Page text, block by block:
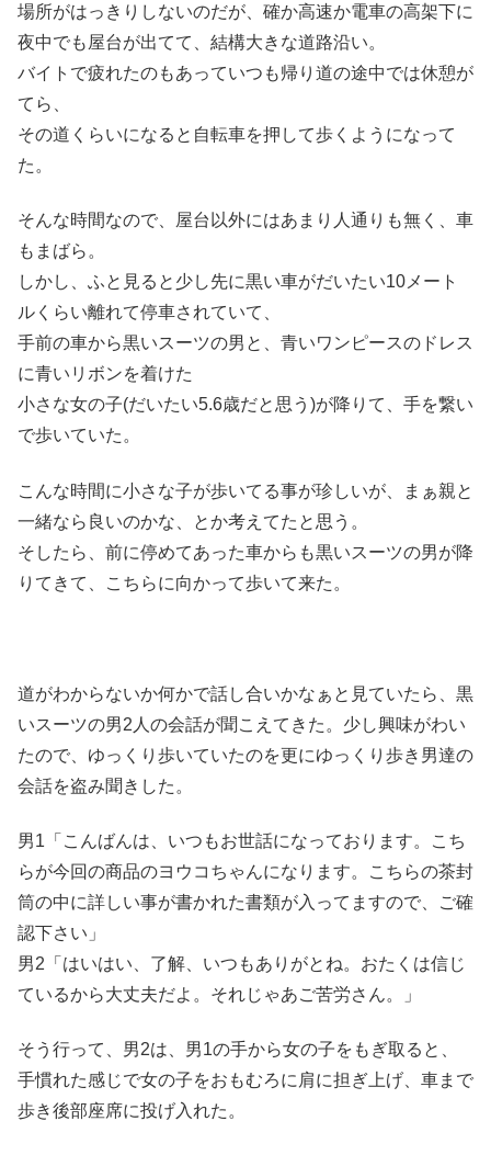
場所がはっきりしないのだが、確か高速か電車の高架下に
夜中でも屋台が出てて、結構大きな道路沿い。
バイトで疲れたのもあっていつも帰り道の途中では休憩が
てら、
その道くらいになると自転車を押して歩くようになって
た。
そんな時間なので、屋台以外にはあまり人通りも無く、車
もまばら。
しかし、ふと見ると少し先に黒い車がだいたい10メート
ルくらい離れて停車されていて、
手前の車から黒いスーツの男と、青いワンピースのドレス
に青いリボンを着けた
小さな女の子(だいたい5.6歳だと思う)が降りて、手を繋い
で歩いていた。
こんな時間に小さな子が歩いてる事が珍しいが、まぁ親と
一緒なら良いのかな、とか考えてたと思う。
そしたら、前に停めてあった車からも黒いスーツの男が降
りてきて、こちらに向かって歩いて来た。
道がわからないか何かで話し合いかなぁと見ていたら、黒
いスーツの男2人の会話が聞こえてきた。少し興味がわい
たので、ゆっくり歩いていたのを更にゆっくり歩き男達の
会話を盗み聞きした。
男1「こんばんは、いつもお世話になっております。こち
らが今回の商品のヨウコちゃんになります。こちらの茶封
筒の中に詳しい事が書かれた書類が入ってますので、ご確
認下さい」
男2「はいはい、了解、いつもありがとね。おたくは信じ
ているから大丈夫だよ。それじゃあご苦労さん。」
そう行って、男2は、男1の手から女の子をもぎ取ると、
手慣れた感じで女の子をおもむろに肩に担ぎ上げ、車まで
歩き後部座席に投げ入れた。